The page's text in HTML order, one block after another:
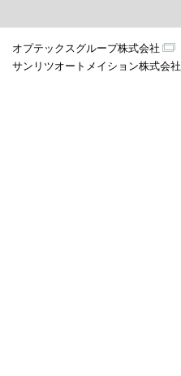
オプテックスグループ株式会社
サンリツオートメイション株式会社